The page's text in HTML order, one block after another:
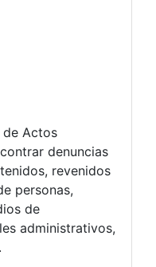
de Actos
denuncias
revenidos
personas,
de
administrativos,